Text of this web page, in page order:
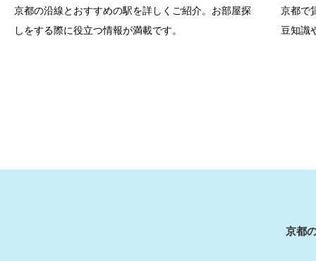
京都の沿線とおすすめの駅を詳しくご紹介。お部屋探
しをする際に役立つ情報が満載です。
京都で
豆知識
京都